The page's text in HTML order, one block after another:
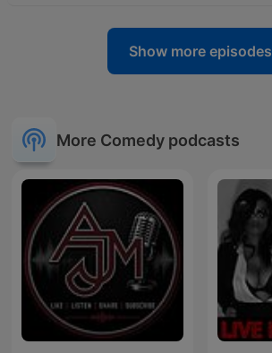
Show more episodes
More Comedy podcasts